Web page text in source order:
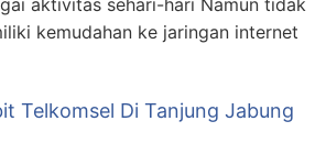
kemudahan ke jaringan internet
Telkomsel Di Tanjung Jabung